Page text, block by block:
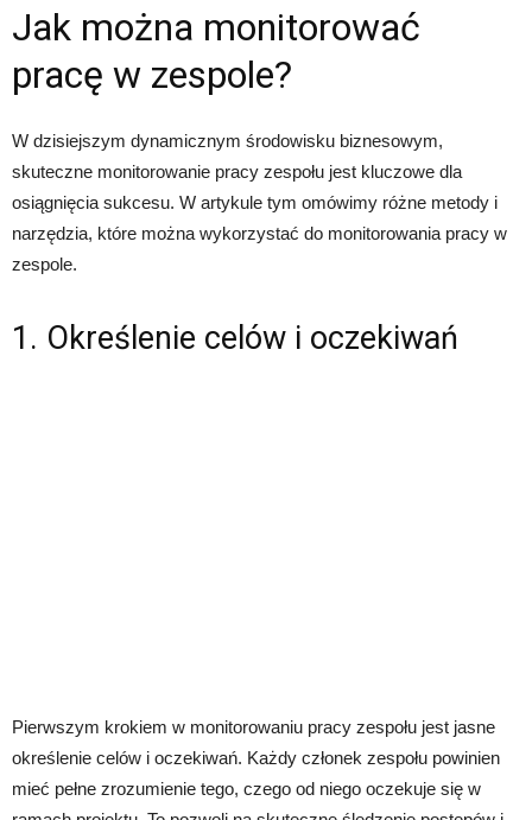
Jak można monitorować
pracę w zespole?
W dzisiejszym dynamicznym środowisku biznesowym,
skuteczne monitorowanie pracy zespołu jest kluczowe dla
osiągnięcia sukcesu. W artykule tym omówimy różne metody i
narzędzia, które można wykorzystać do monitorowania pracy w
zespole.
1. Określenie celów i oczekiwań
Pierwszym krokiem w monitorowaniu pracy zespołu jest jasne
określenie celów i oczekiwań. Każdy członek zespołu powinien
mieć pełne zrozumienie tego, czego od niego oczekuje się w